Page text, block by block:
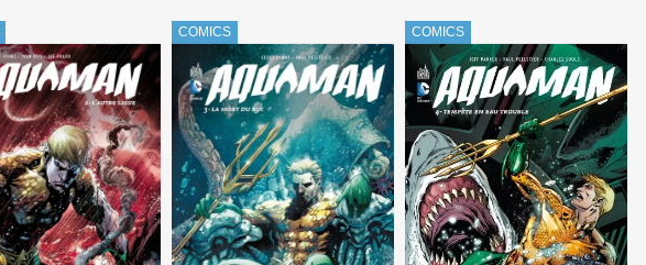
COMICS COMICS